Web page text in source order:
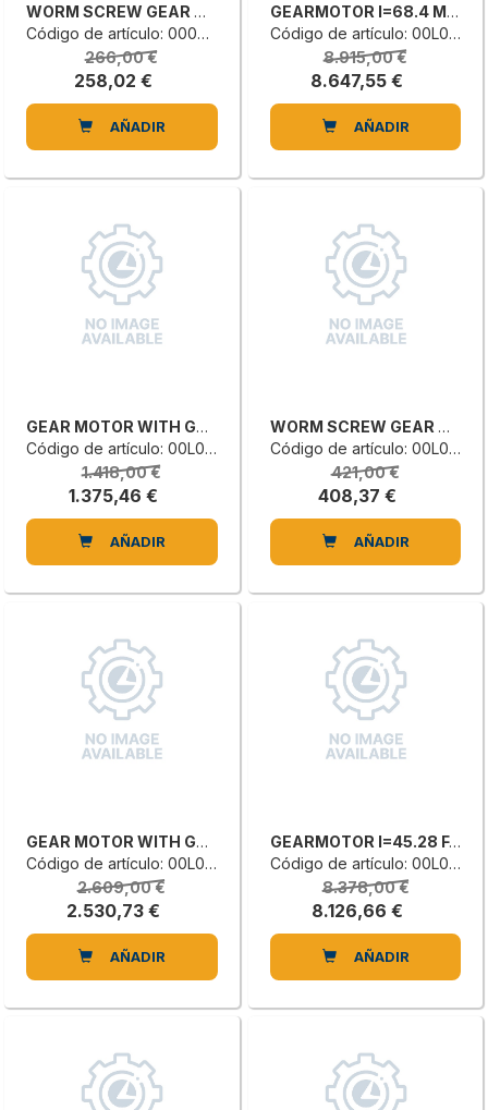
WORM SCREW GEAR MOTOR
Código de artículo: 0000630552D
266,00 €
258,02 €
AÑADIR
GEARMOTOR I=68.4 M3 FAZ87DRN100
Código de artículo: 00L0700990G
8.915,00 €
8.647,55 €
AÑADIR
GEAR MOTOR WITH GEARING
Código de artículo: 00L0546049E
1.418,00 €
1.375,46 €
AÑADIR
WORM SCREW GEAR MOTOR
Código de artículo: 00L0132062A
421,00 €
408,37 €
AÑADIR
GEAR MOTOR WITH GEARING
Código de artículo: 00L0546051H
2.609,00 €
2.530,73 €
AÑADIR
GEARMOTOR I=45.28 FAZ87DRU
Código de artículo: 00L0922532E
8.378,00 €
8.126,66 €
AÑADIR